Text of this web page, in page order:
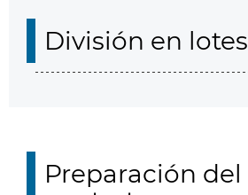
División en lotes
Preparación del